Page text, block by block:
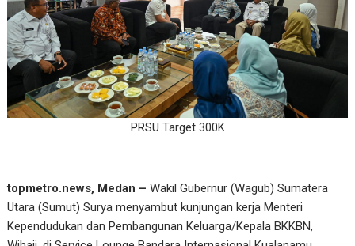
PRSU Target 300K
topmetro.news, Medan – Wakil Gubernur (Wagub) Sumatera
Utara (Sumut) Surya menyambut kunjungan kerja Menteri
Kependudukan dan Pembangunan Keluarga/Kepala BKKBN,